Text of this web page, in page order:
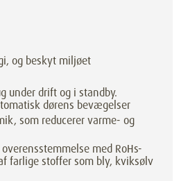
og beskyt miljøet
under drift og i standby.
dørens bevægelser
som reducerer varme- og
med RoHs-
farlige stoffer som bly, kviksølv